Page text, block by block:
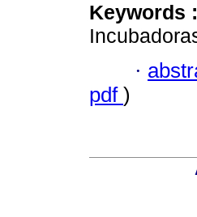
Keywords :
·
pdf )